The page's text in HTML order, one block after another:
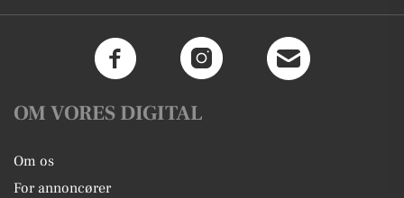
OM VORES DIGITAL
Om os
For annoncører